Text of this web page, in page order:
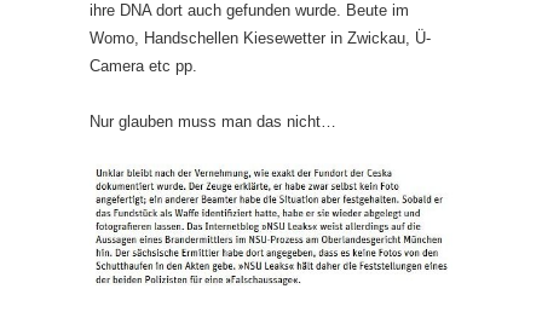
ihre DNA dort auch gefunden wurde. Beute im
Womo, Handschellen Kiesewetter in Zwickau, Ü-
Camera etc pp.
Nur glauben muss man das nicht…